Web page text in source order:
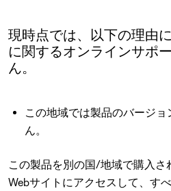
現時点では、以下の理由
に関するオンラインサポ
ん。
この地域では製品のバージ
ん。
この製品を別の国/地域で購入さ
Webサイトにアクセスして、す